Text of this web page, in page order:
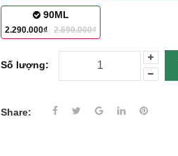
90ML
2.290.000₫ 2.690.000₫
Số lượng:
Share: